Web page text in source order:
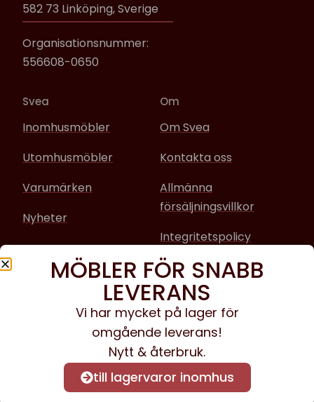
582 73 Linköping, Sverige
Organisationsnummer:
556608-0650
Svea
Inomhusmöbler
Utomhusmöbler
Varumärken
Nyheter
Om
Om Svea
Kontakta oss
Allmänna
försäljningsvillkor
Integritetspolicy
Sociala media
Facebook
Instagram
MÖBLER FÖR SNABB
LEVERANS
Vi har mycket på lager för
omgående leverans!
Nytt & återbruk.
till lagervaror inomhus